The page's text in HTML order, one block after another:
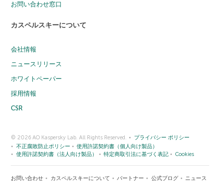
お問い合わせ窓口
カスペルスキーについて
会社情報
ニュースリリース
ホワイトペーパー
採用情報
CSR
© 2026 AO Kaspersky Lab. All Rights Reserved.
プライバシー ポリシー
不正腐敗防止ポリシー
使用許諾契約書（個人向け製品）
使用許諾契約書（法人向け製品）
特定商取引法に基づく表記 Cookies
お問い合わせ カスペルスキーについて パートナー 公式ブログ ニュース